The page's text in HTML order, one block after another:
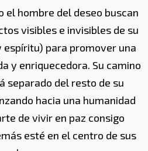
el hombre del deseo buscan
visibles e invisibles de su
espíritu) para promover una
y enriquecedora. Su camino
separado del resto de su
hacia una humanidad
de vivir en paz consigo
esté en el centro de sus